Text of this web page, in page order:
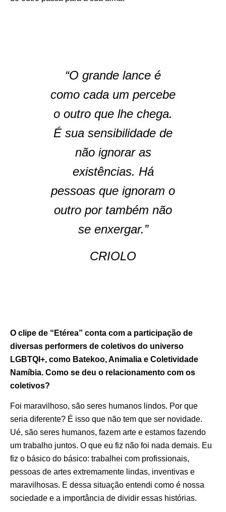
“O grande lance é
como cada um percebe
o outro que lhe chega.
É sua sensibilidade de
não ignorar as
existências. Há
pessoas que ignoram o
outro por também não
se enxergar.”
CRIOLO
O clipe de “Etérea” conta com a participação de
diversas performers de coletivos do universo
LGBTQI+, como Batekoo, Animalia e Coletividade
Namíbia. Como se deu o relacionamento com os
coletivos?
Foi maravilhoso, são seres humanos lindos. Por que
seria diferente? É isso que não tem que ser novidade.
Ué, são seres humanos, fazem arte e estamos fazendo
um trabalho juntos. O que eu fiz não foi nada demais. Eu
fiz o básico do básico: trabalhei com profissionais,
pessoas de artes extremamente lindas, inventivas e
maravilhosas. E dessa situação entendi como é nossa
sociedade e a importância de dividir essas histórias.